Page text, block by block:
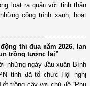
loạt ra quân với tinh thần
công trình xanh, hoạt
thi đua năm 2026, lan
trồng tương lai”
những ngày đầu xuân Bính
tỉnh đã tổ chức Hội nghị
trồng cây với chủ đề “Phụ